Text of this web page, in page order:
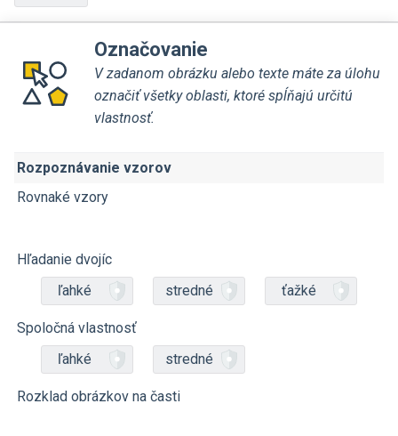
Označovanie
V zadanom obrázku alebo texte máte za úlohu
označiť všetky oblasti, ktoré spĺňajú určitú
vlastnosť.
Rozpoznávanie vzorov
Rovnaké vzory
Hľadanie dvojíc
ľahké
stredné ťažké
Spoločná vlastnosť
ľahké
stredné
Rozklad obrázkov na časti